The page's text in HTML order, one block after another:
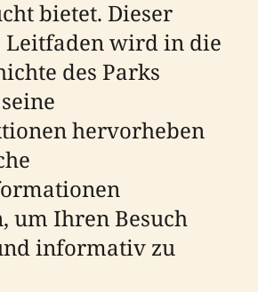
bietet. Dieser
Leitfaden wird in die
des Parks
hervorheben
um Ihren Besuch
informativ zu